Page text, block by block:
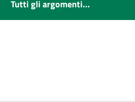
Tutti gli argomenti...